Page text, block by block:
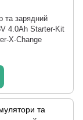
та зарядний
4.0Аh Starter-Kit
X-Change